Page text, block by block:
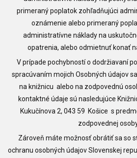
primeraný poplatok zohľadňujúci
oznámenie alebo primeraný
administratívne náklady na
opatrenia, alebo odmietnuť konať
V prípade pochybností o dodržiavaní
spracúvaním mojich Osobných údajov
na knižnicu alebo na zodpovednú
kontaktné údaje sú nasledujúce
Kukučínova 2, 043 59 Košice s
zodpovednej
Zároveň máte možnosť obrátiť sa so
ochranu osobných údajov Slovenskej